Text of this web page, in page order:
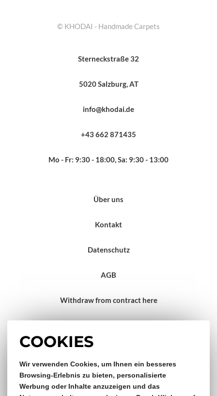
COOKIES
Wir verwenden Cookies, um Ihnen ein besseres
Browsing-Erlebnis zu bieten, personalisierte
Werbung oder Inhalte anzuzeigen und das
© KHODAI - Handmade Carpets
Sterneckstraße 32
5020 Salzburg, AT
info@khodai.de
+43 662 871435
Mo - Fr: 9:30 - 18:00, Sa: 9:30 - 13:00
Über uns
Kontakt
Datenschutz
AGB
Withdraw from contract here
Gratis Versand & Rückversand
ab €150,- Bestellwert